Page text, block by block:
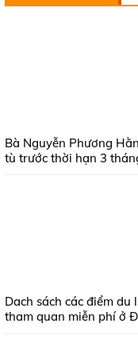
Bà Nguyễn Phương
tù trước thời hạn 3
Dach sách các điểm du
tham quan miễn phí ở